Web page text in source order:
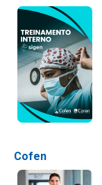
Cofen